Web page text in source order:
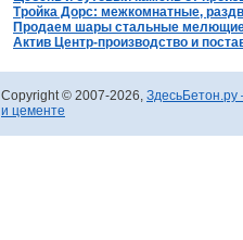
Тройка Дорс: межкомнатные,
Продаем шары стальные
Актив Центр-производство и
Copyright © 2007-2026,
и цементе